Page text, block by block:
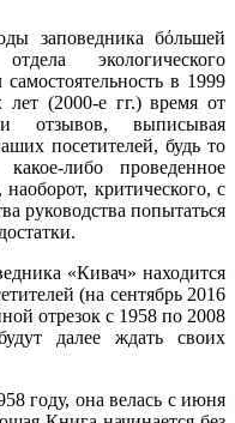
заповедника бόльшей
экологического
в 1999
(2000-е гг.) время от
отзывов, выписывая
посетителей, будь то
какое-либо проведенное
критического, с
руководства попытаться
«Кивач» находится
(на сентябрь 2016
отрезок с 1958 по 2008
далее ждать своих
году, она велась с июня